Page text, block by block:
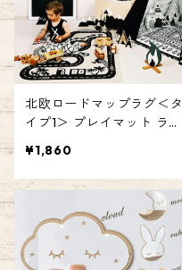
北欧ロードマップラグ＜タ
イプ1＞ プレイマット ラグ
物 道路 サーキット ベビー
キッズ ルーム ノルディッ
ク 角丸 エミリースタイル
emilystyle
¥1,860